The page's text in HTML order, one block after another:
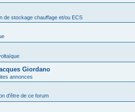
de stockage chauffage et/ou ECS
Giordano
annonces
d'être de ce forum